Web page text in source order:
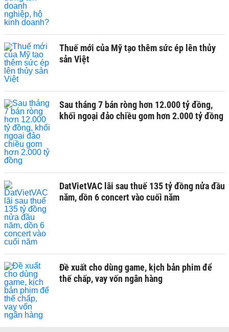
Thuế mới của Mỹ tạo thêm sức ép lên thủy
sản Việt
Sau tháng 7 bán ròng hơn 12.000 tỷ đồng,
khối ngoại đảo chiều gom hơn 2.000 tỷ đồng
DatVietVAC lãi sau thuế 135 tỷ đồng nửa đầu
năm, dồn 6 concert vào cuối năm
Đề xuất cho dùng game, kịch bản phim để
thế chấp, vay vốn ngân hàng